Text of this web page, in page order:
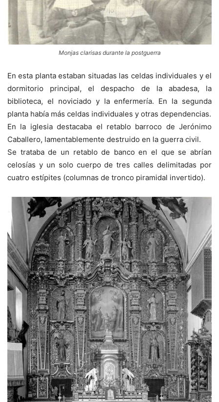
Monjas clarisas durante la postguerra
En esta planta estaban situadas las celdas individuales y el
dormitorio principal, el despacho de la abadesa, la
biblioteca, el noviciado y la enfermería. En la segunda
planta había más celdas individuales y otras dependencias.
En la iglesia destacaba el retablo barroco de Jerónimo
Caballero, lamentablemente destruido en la guerra civil.
Se trataba de un retablo de banco en el que se abrían
celosías y un solo cuerpo de tres calles delimitadas por
cuatro estípites (columnas de tronco piramidal invertido).